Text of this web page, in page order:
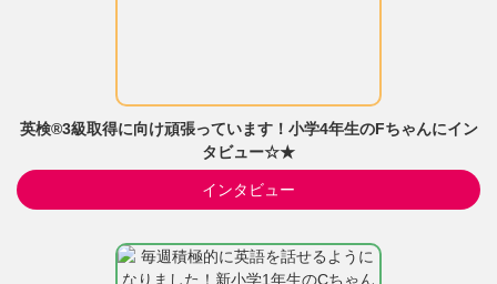
英検®3級取得に向け頑張っています！小学4年生のFちゃんにイン
タビュー☆★
インタビュー